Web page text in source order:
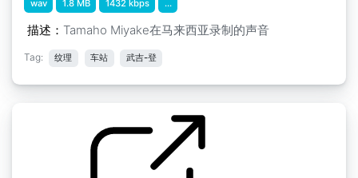
wav 1.8 MB 1432 kbps ...
描述： Tamaho Miyake在马来西亚录制的声音
Tag: 纹理 车站 武吉-登